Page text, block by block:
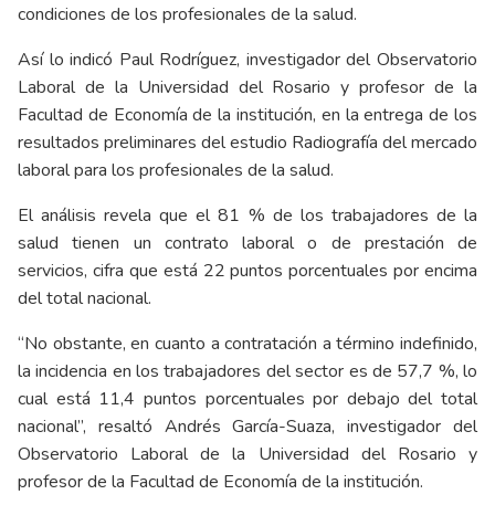
condiciones de los profesionales de la salud.
Así lo indicó Paul Rodríguez, investigador del Observatorio
Laboral de la Universidad del Rosario y profesor de la
Facultad de Economía de la institución, en la entrega de los
resultados preliminares del estudio Radiografía del mercado
laboral para los profesionales de la salud.
El análisis revela que el 81 % de los trabajadores de la
salud tienen un contrato laboral o de prestación de
servicios, cifra que está 22 puntos porcentuales por encima
del total nacional.
“No obstante, en cuanto a contratación a término indefinido,
la incidencia en los trabajadores del sector es de 57,7 %, lo
cual está 11,4 puntos porcentuales por debajo del total
nacional”, resaltó Andrés García-Suaza, investigador del
Observatorio Laboral de la Universidad del Rosario y
profesor de la Facultad de Economía de la institución.